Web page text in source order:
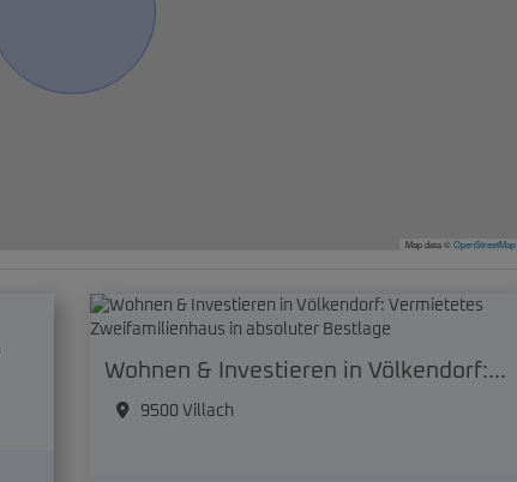
Map data ©OpenStreetMap
Wohnen & Investieren in Völkendorf: Vermietetes Zweifamilienhaus in absoluter Bestlage
9500 Villach